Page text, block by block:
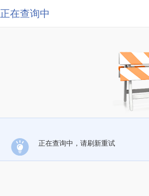
正在查询中
正在查询中，请刷新重试